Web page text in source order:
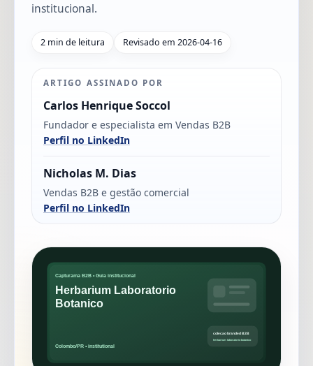
institucional.
2 min de leitura Revisado em 2026-04-16
ARTIGO ASSINADO POR
Carlos Henrique Soccol
Fundador e especialista em Vendas B2B
Perfil no LinkedIn
Nicholas M. Dias
Vendas B2B e gestão comercial
Perfil no LinkedIn